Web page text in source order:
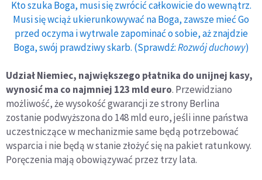
Kto szuka Boga, musi się zwrócić całkowicie do wewnątrz.
Musi się wciąż ukierunkowywać na Boga, zawsze mieć Go
przed oczyma i wytrwale zapominać o sobie, aż znajdzie
Boga, swój prawdziwy skarb. (Sprawdź:Rozwój duchowy)
Udział Niemiec, największego płatnika do unijnej kasy,
wynosić ma co najmniej 123 mld euro. Przewidziano
możliwość, że wysokość gwarancji ze strony Berlina
zostanie podwyższona do 148 mld euro, jeśli inne państwa
uczestniczące w mechanizmie same będą potrzebować
wsparcia i nie będą w stanie złożyć się na pakiet ratunkowy.
Poręczenia mają obowiązywać przez trzy lata.